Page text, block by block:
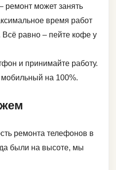
ремонт может занять
время работ
Всё равно – пейте кофе у
и принимайте работу.
мобильный на 100%.
ремонта телефонов в
были на высоте, мы